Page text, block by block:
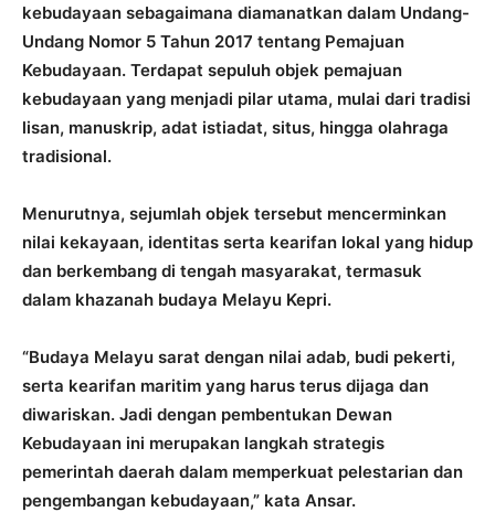
kebudayaan sebagaimana diamanatkan dalam Undang-
Undang Nomor 5 Tahun 2017 tentang Pemajuan
Kebudayaan. Terdapat sepuluh objek pemajuan
kebudayaan yang menjadi pilar utama, mulai dari tradisi
lisan, manuskrip, adat istiadat, situs, hingga olahraga
tradisional.
Menurutnya, sejumlah objek tersebut mencerminkan
nilai kekayaan, identitas serta kearifan lokal yang hidup
dan berkembang di tengah masyarakat, termasuk
dalam khazanah budaya Melayu Kepri.
“Budaya Melayu sarat dengan nilai adab, budi pekerti,
serta kearifan maritim yang harus terus dijaga dan
diwariskan. Jadi dengan pembentukan Dewan
Kebudayaan ini merupakan langkah strategis
pemerintah daerah dalam memperkuat pelestarian dan
pengembangan kebudayaan,” kata Ansar.